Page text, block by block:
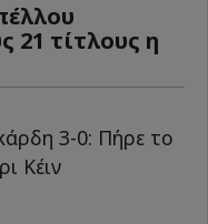
21 τίτλους η